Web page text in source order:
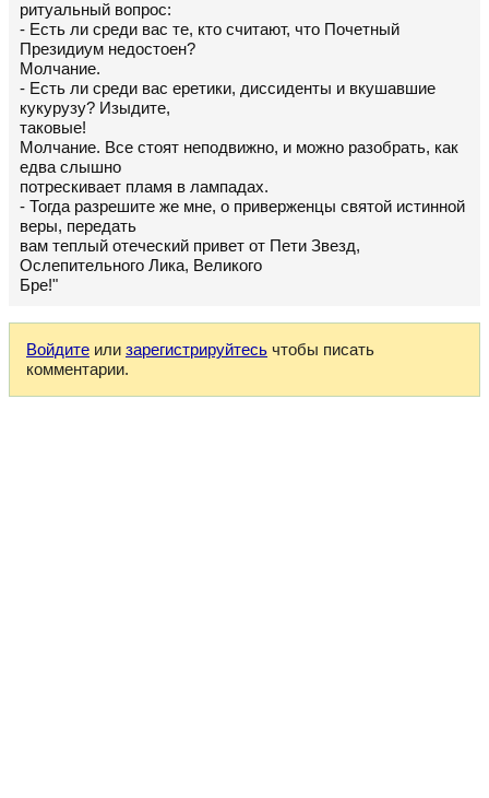
ритуальный вопрос:
- Есть ли среди вас те, кто считают, что Почетный
Президиум недостоен?
Молчание.
- Есть ли среди вас еретики, диссиденты и вкушавшие
кукурузу? Изыдите,
таковые!
Молчание. Все стоят неподвижно, и можно разобрать, как
едва слышно
потрескивает пламя в лампадах.
- Тогда разрешите же мне, о приверженцы святой истинной
веры, передать
вам теплый отеческий привет от Пети Звезд,
Ослепительного Лика, Великого
Бре!"
Войдите или зарегистрируйтесь чтобы писать
комментарии.